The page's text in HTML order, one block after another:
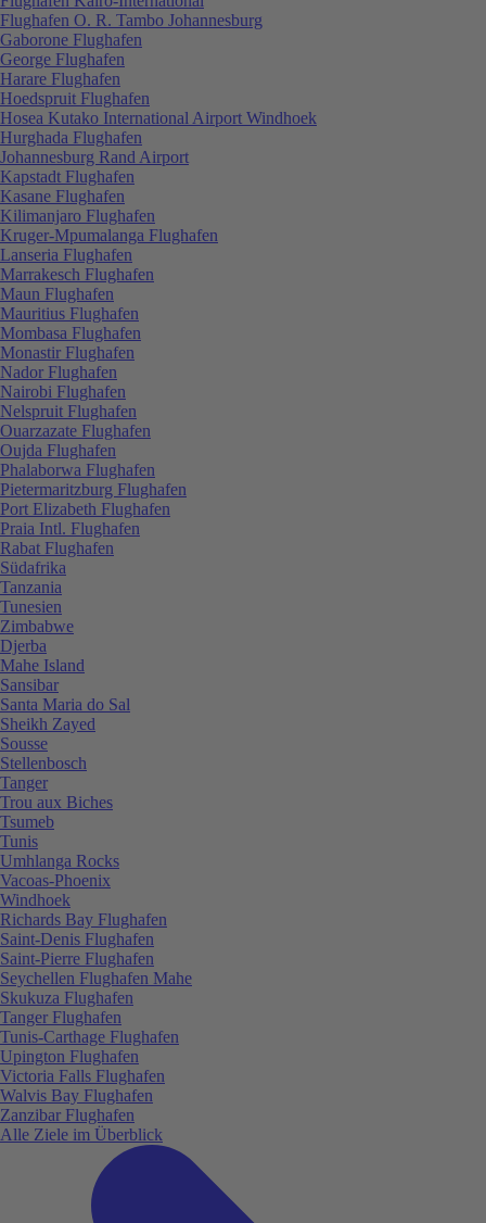
Flughafen O. R. Tambo Johannesburg
Gaborone Flughafen
George Flughafen
Harare Flughafen
Hoedspruit Flughafen
Hosea Kutako International Airport Windhoek
Hurghada Flughafen
Johannesburg Rand Airport
Kapstadt Flughafen
Kasane Flughafen
Kilimanjaro Flughafen
Kruger-Mpumalanga Flughafen
Lanseria Flughafen
Marrakesch Flughafen
Maun Flughafen
Mauritius Flughafen
Mombasa Flughafen
Monastir Flughafen
Nador Flughafen
Nairobi Flughafen
Nelspruit Flughafen
Ouarzazate Flughafen
Oujda Flughafen
Phalaborwa Flughafen
Pietermaritzburg Flughafen
Port Elizabeth Flughafen
Praia Intl. Flughafen
Rabat Flughafen
Südafrika
Tanzania
Tunesien
Zimbabwe
Djerba
Mahe Island
Sansibar
Santa Maria do Sal
Sheikh Zayed
Sousse
Stellenbosch
Tanger
Trou aux Biches
Tsumeb
Tunis
Umhlanga Rocks
Vacoas-Phoenix
Windhoek
Richards Bay Flughafen
Saint-Denis Flughafen
Saint-Pierre Flughafen
Seychellen Flughafen Mahe
Skukuza Flughafen
Tanger Flughafen
Tunis-Carthage Flughafen
Upington Flughafen
Victoria Falls Flughafen
Walvis Bay Flughafen
Zanzibar Flughafen
Alle Ziele im Überblick